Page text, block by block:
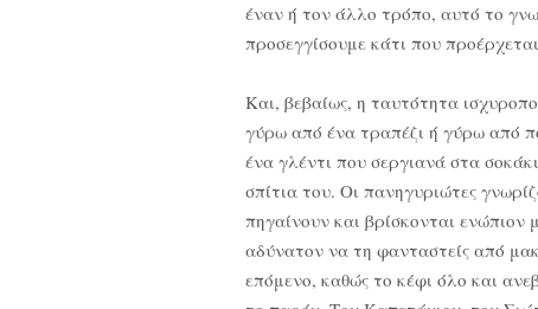
έναν ή τον άλλο τρόπο, αυτό το
προσεγγίσουμε κάτι που
Και, βεβαίως, η ταυτότητα
γύρω από ένα τραπέζι ή γύρω από
ένα γλέντι που σεργιανά στα
σπίτια του. Οι πανηγυριώτες
πηγαίνουν και βρίσκονται ενώπιον
αδύνατον να τη φανταστείς από
επόμενο, καθώς το κέφι όλο και